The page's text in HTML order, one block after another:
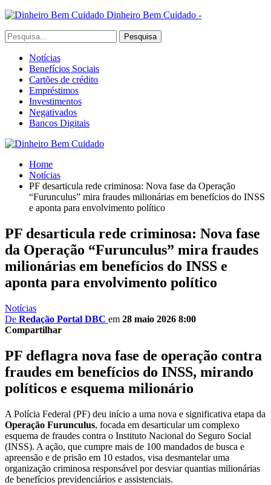
Dinheiro Bem Cuidado -
Notícias
Benefícios Sociais
Cartões de crédito
Empréstimos
Investimentos
Negativados
Bancos Digitais
Home
Notícias
PF desarticula rede criminosa: Nova fase da Operação
“Furunculus” mira fraudes milionárias em benefícios do INSS
e aponta para envolvimento político
PF desarticula rede criminosa: Nova fase
da Operação “Furunculus” mira fraudes
milionárias em benefícios do INSS e
aponta para envolvimento político
Notícias
De Redação Portal DBC em 28 maio 2026 8:00
Compartilhar
PF deflagra nova fase de operação contra
fraudes em benefícios do INSS, mirando
políticos e esquema milionário
A Polícia Federal (PF) deu início a uma nova e significativa etapa da
Operação Furunculus, focada em desarticular um complexo
esquema de fraudes contra o Instituto Nacional do Seguro Social
(INSS). A ação, que cumpre mais de 100 mandados de busca e
apreensão e de prisão em 10 estados, visa desmantelar uma
organização criminosa responsável por desviar quantias milionárias
de benefícios previdenciários e assistenciais.